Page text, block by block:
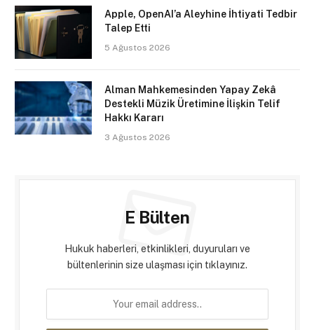
Apple, OpenAI’a Aleyhine İhtiyati Tedbir
Talep Etti
5 Ağustos 2026
Alman Mahkemesinden Yapay Zekâ
Destekli Müzik Üretimine İlişkin Telif
Hakkı Kararı
3 Ağustos 2026
E Bülten
Hukuk haberleri, etkinlikleri, duyuruları ve
bültenlerinin size ulaşması için tıklayınız.